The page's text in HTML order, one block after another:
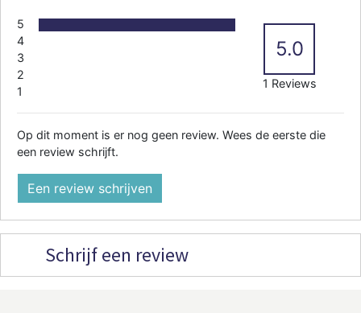
5
4
3
2
1
5.0
1 Reviews
Op dit moment is er nog geen review. Wees de eerste die
een review schrijft.
Een review schrijven
Schrijf een review